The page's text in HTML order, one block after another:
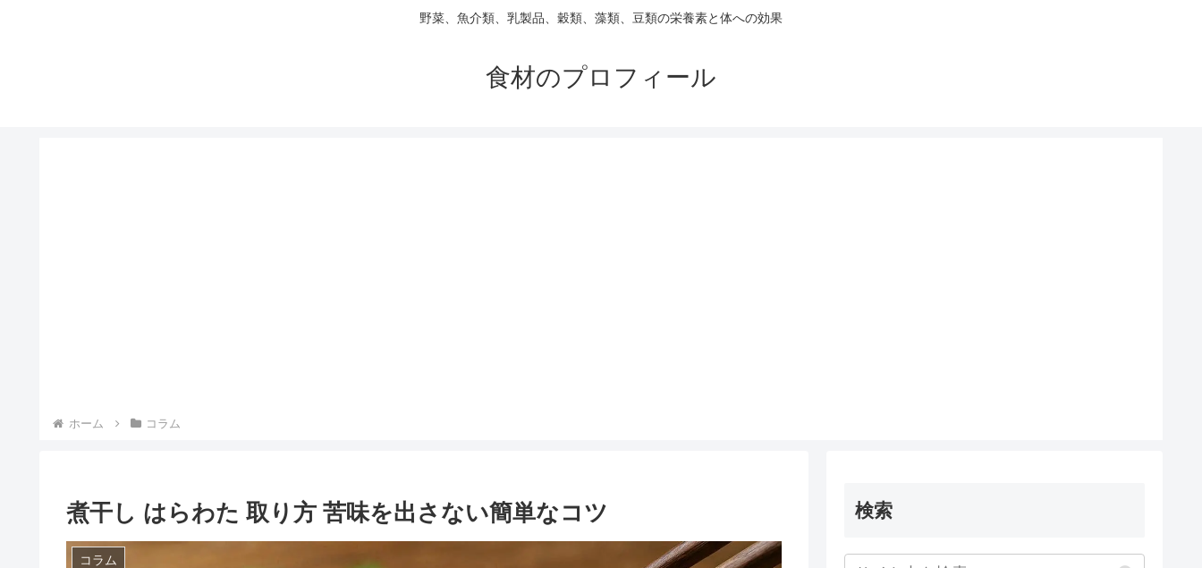
野菜、魚介類、乳製品、穀類、藻類、豆類の栄養素と体への効果
食材のプロフィール
ホーム コラム
煮干し はらわた 取り方 苦味を出さない簡単なコツ
コラム
検索